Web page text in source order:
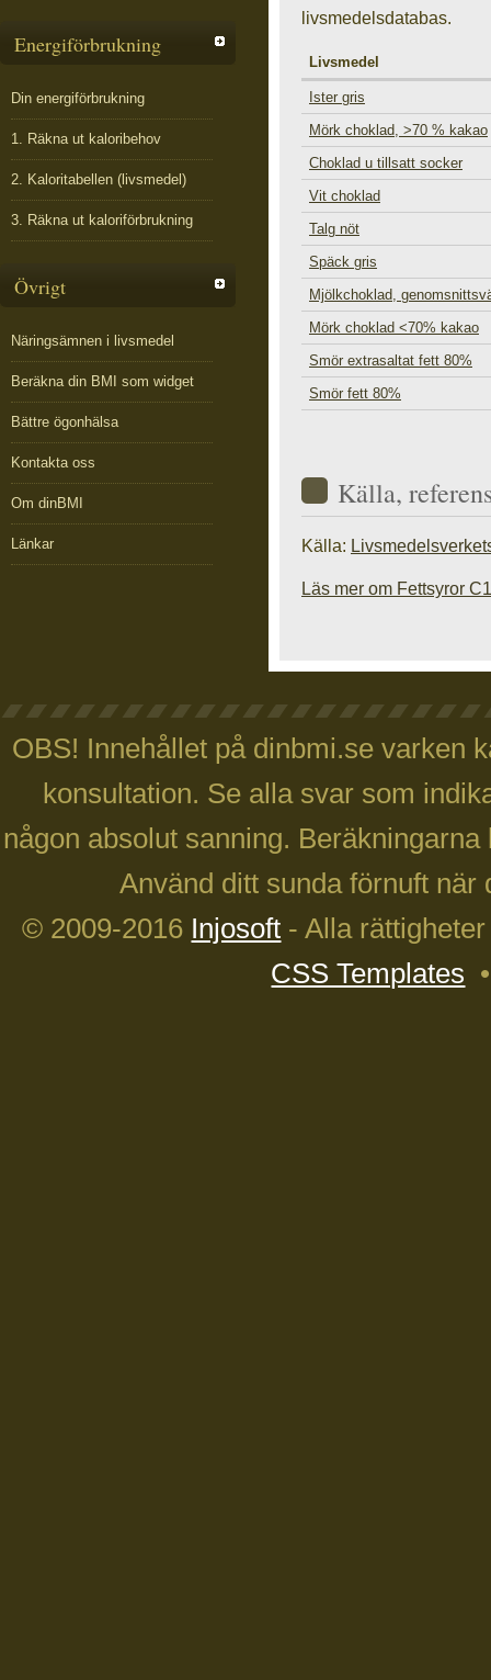
Energiförbrukning
Din energiförbrukning
1. Räkna ut kaloribehov
2. Kaloritabellen (livsmedel)
3. Räkna ut kaloriförbrukning
Övrigt
Näringsämnen i livsmedel
Beräkna din BMI som widget
Bättre ögonhälsa
Kontakta oss
Om dinBMI
Länkar
livsmedelsdatabas.
Livsmedel
Ister gris
Mörk choklad, >70 % kakao
Choklad u tillsatt socker
Vit choklad
Talg nöt
Späck gris
Mjölkchoklad,
Mörk choklad <70% kakao
Smör extrasaltat fett 80%
Smör fett 80%
Källa,
Källa:
Läs mer om Fettsyror
OBS! Innehållet på dinbmi.se varken
konsultation. Se alla svar som
någon absolut sanning.
Använd ditt sunda förnuft
© 2009-2016 Injosoft - Alla
CSS Templates